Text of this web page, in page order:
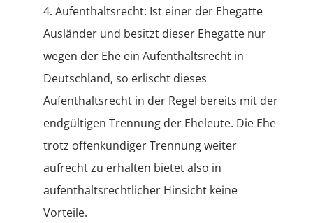
4. Aufenthaltsrecht: Ist einer der Ehegatte
Ausländer und besitzt dieser Ehegatte nur
wegen der Ehe ein Aufenthaltsrecht in
Deutschland, so erlischt dieses
Aufenthaltsrecht in der Regel bereits mit der
endgültigen Trennung der Eheleute. Die Ehe
trotz offenkundiger Trennung weiter
aufrecht zu erhalten bietet also in
aufenthaltsrechtlicher Hinsicht keine
Vorteile.